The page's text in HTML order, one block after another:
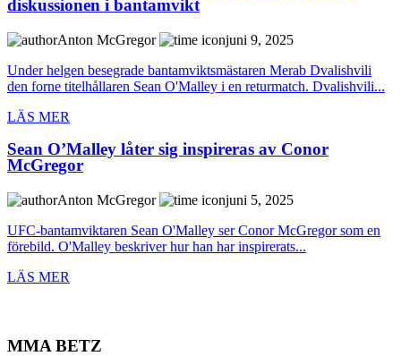
diskussionen i bantamvikt
Anton McGregor
juni 9, 2025
Under helgen besegrade bantamviktsmästaren Merab Dvalishvili
den forne titelhållaren Sean O'Malley i en returmatch. Dvalishvili...
LÄS MER
Sean O’Malley låter sig inspireras av Conor
McGregor
Anton McGregor
juni 5, 2025
UFC-bantamviktaren Sean O'Malley ser Conor McGregor som en
förebild. O'Malley beskriver hur han har inspirerats...
LÄS MER
MMA BETZ